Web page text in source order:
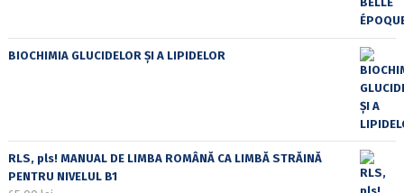
BIOCHIMIA GLUCIDELOR ȘI A LIPIDELOR
RLS, pls! MANUAL DE LIMBA ROMÂNĂ CA LIMBĂ STRĂINĂ
PENTRU NIVELUL B1